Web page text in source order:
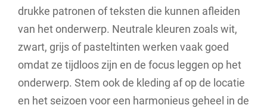
drukke patronen of teksten die kunnen afleiden
van het onderwerp. Neutrale kleuren zoals wit,
zwart, grijs of pasteltinten werken vaak goed
omdat ze tijdloos zijn en de focus leggen op het
onderwerp. Stem ook de kleding af op de locatie
en het seizoen voor een harmonieus geheel in de